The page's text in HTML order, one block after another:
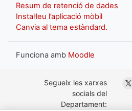
Resum de retenció de dades
Instal·leu l’aplicació mòbil
Canvia al tema estàndard.
Funciona amb Moodle
Segueix les xarxes
socials del
Departament: